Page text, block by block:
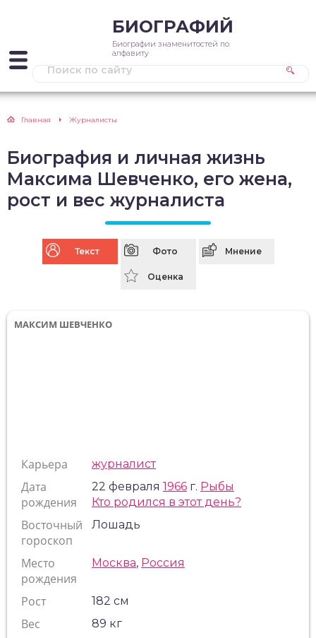
БИОГРАФИЙ
Биографии знаменитостей по
алфавиту
Главная Журналисты
Биография и личная жизнь
Максима Шевченко, его жена,
рост и вес журналиста
Текст Фото Мнение
Оценка
МАКСИМ ШЕВЧЕНКО
Карьера журналист
Дата
рождения
22 февраля 1966 г. Рыбы
Кто родился в этот день?
Восточный
гороскоп
Лошадь
Место
рождения
Москва, Россия
Рост 182 см
Вес 89 кг